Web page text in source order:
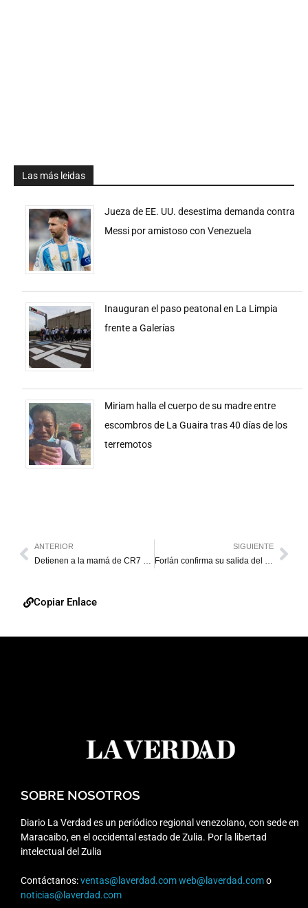
Las más leidas
Jueza de EE. UU. desestima demanda contra
Messi por amistoso con Venezuela
Inauguran el paso peatonal en La Limpia
frente a Galerías
Miriam halla el cuerpo de su madre entre
escombros de La Guaira tras 40 días de los
terremotos
ANTERIOR SIGUIENTE
Copiar Enlace
SOBRE NOSOTROS
Diario La Verdad es un periódico regional venezolano, con sede en
Maracaibo, en el occidental estado de Zulia. Por la libertad
intelectual del Zulia
Contáctanos:ventas@laverdad.comweb@laverdad.como
noticias@laverdad.com